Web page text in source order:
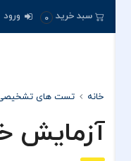
سبد خرید 0 ورود
خانه تست های
آزمایش